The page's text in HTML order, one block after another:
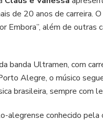
de 20 anos de carreira.
Embora”, além de outras
banda Ultramen, com
Alegre, o músico
brasileira, sempre com
alegrense conhecido pela